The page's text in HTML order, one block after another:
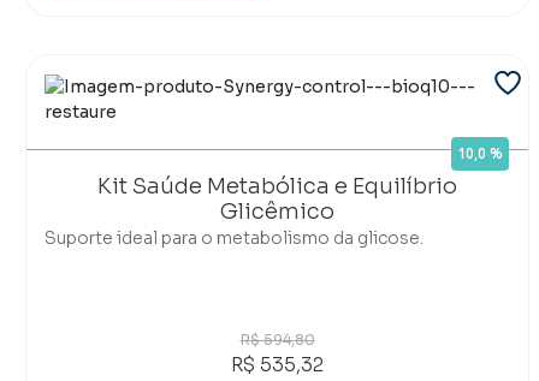
Kit Saúde Metabólica e Equilíbrio
Glicêmico
Suporte ideal para o metabolismo da glicose.
R$ 594,80
R$ 535,32
10,0 %